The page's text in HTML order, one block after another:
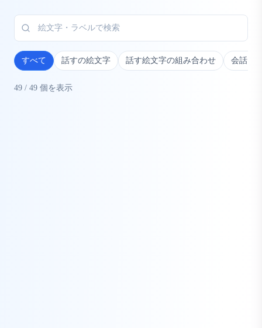
すべて 話すの絵文字 話す絵文字の組み合わせ 会話・
49 / 49 個を表示